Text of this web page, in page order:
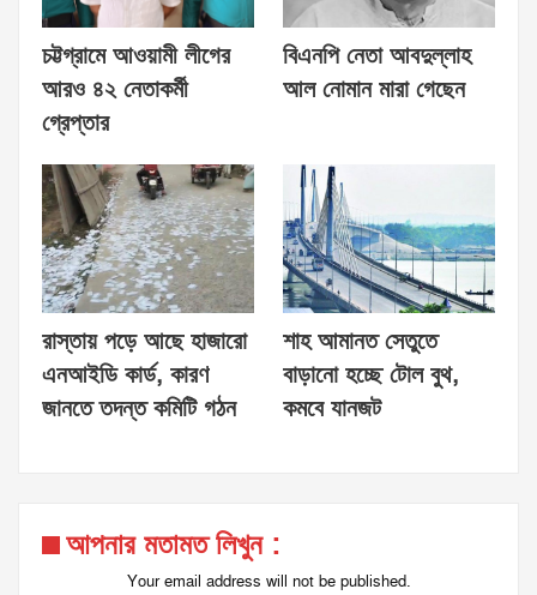
চট্টগ্রামে আওয়ামী লীগের
আরও ৪২ নেতাকর্মী
গ্রেপ্তার
বিএনপি নেতা আবদুল্লাহ
আল নোমান মারা গেছেন
রাস্তায় পড়ে আছে হাজারো
এনআইডি কার্ড, কারণ
জানতে তদন্ত কমিটি গঠন
শাহ আমানত সেতুতে
বাড়ানো হচ্ছে টোল বুথ,
কমবে যানজট
আপনার মতামত লিখুন :
Your email address will not be published.